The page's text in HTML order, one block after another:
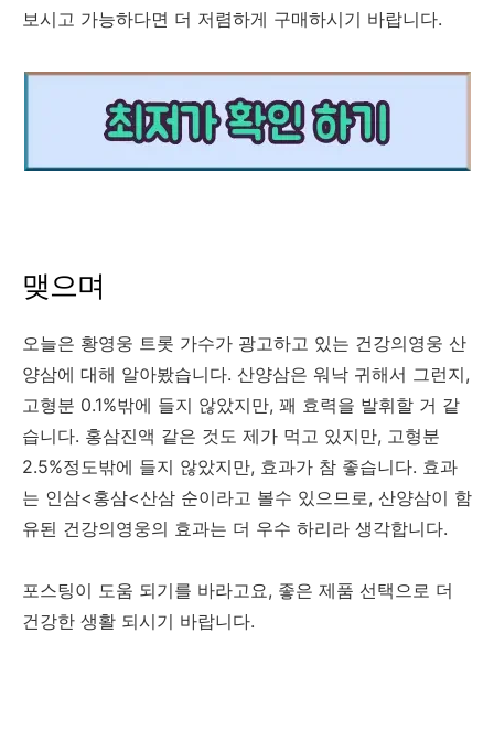
보시고 가능하다면 더 저렴하게 구매하시기 바랍니다.
맺으며
오늘은 황영웅 트롯 가수가 광고하고 있는 건강의영웅 산
양삼에 대해 알아봤습니다. 산양삼은 워낙 귀해서 그런지,
고형분 0.1%밖에 들지 않았지만, 꽤 효력을 발휘할 거 같
습니다. 홍삼진액 같은 것도 제가 먹고 있지만, 고형분
2.5%정도밖에 들지 않았지만, 효과가 참 좋습니다. 효과
는 인삼<홍삼<산삼 순이라고 볼수 있으므로, 산양삼이 함
유된 건강의영웅의 효과는 더 우수 하리라 생각합니다.
포스팅이 도움 되기를 바라고요, 좋은 제품 선택으로 더
건강한 생활 되시기 바랍니다.